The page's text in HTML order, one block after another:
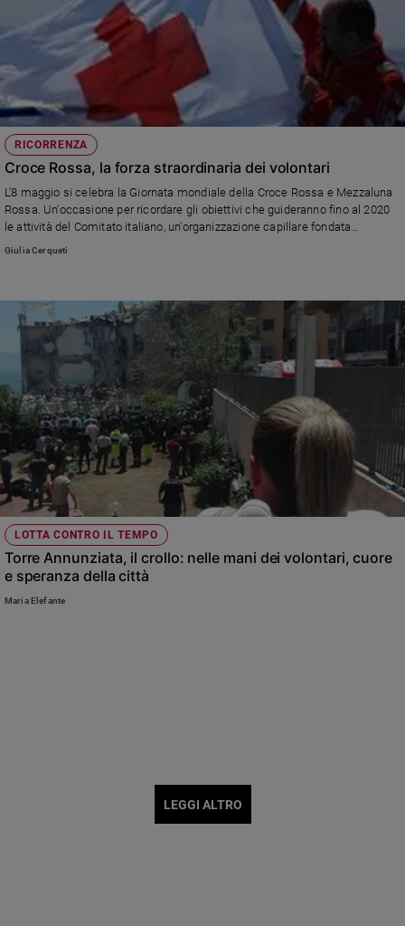
RICORRENZA
Croce Rossa, la forza straordinaria dei volontari
L'8 maggio si celebra la Giornata mondiale della Croce Rossa e Mezzaluna
Rossa. Un'occasione per ricordare gli obiettivi che guideranno fino al 2020
le attività del Comitato italiano, un'organizzazione capillare fondata
sull'impegno di 160mila persone.
Giulia Cerqueti
LOTTA CONTRO IL TEMPO
Torre Annunziata, il crollo: nelle mani dei volontari, cuore
e speranza della città
Maria Elefante
LEGGI ALTRO